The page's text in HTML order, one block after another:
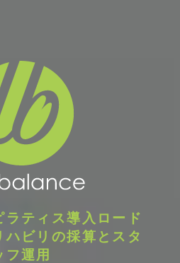
ラティス導入ロード
ハビリの採算とスタ
フ運用